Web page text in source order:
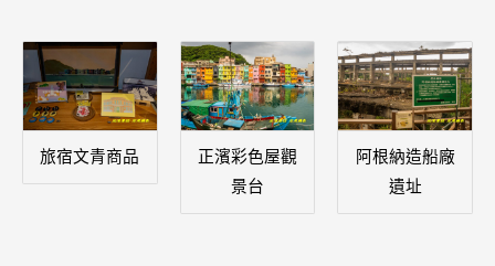
旅宿文青商品
正濱彩色屋觀
景台
阿根納造船廠
遺址